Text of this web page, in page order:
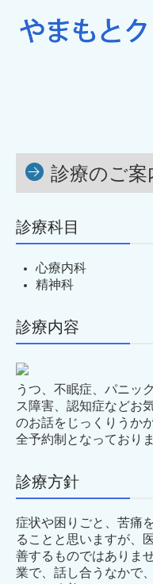
施設・設備のご案内
交通案内
お問い合わせ
診療のご案
診療科目
心療内科
精神科
診療内容
うつ、不眠症、パニッ
ス障害、認知症などお
のお話をじっくりうか
全予約制となっておりま
診療方針
症状や困りごと、苦痛
ることと思いますが、
善するものではありま
業で、話し合うなかで